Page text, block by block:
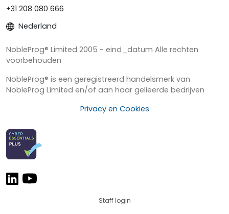
+31 208 080 666
Nederland
NobleProg® Limited 2005 - eind_datum Alle rechten
voorbehouden
NobleProg® is een geregistreerd handelsmerk van
NobleProg Limited en/of aan haar gelieerde bedrijven
Privacy en Cookies
Staff login